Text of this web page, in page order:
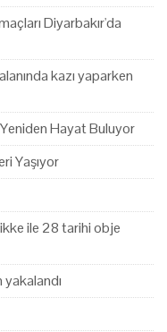
Diyarbakır'da
kazı yaparken
Hayat Buluyor
Yaşıyor
ile 28 tarihi obje